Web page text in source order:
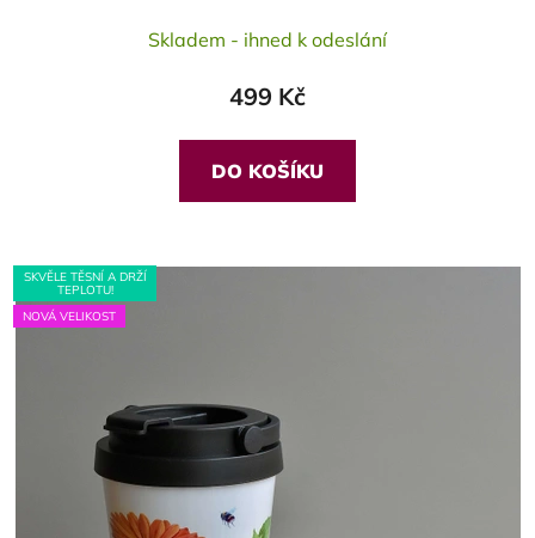
hodnocení
je
5,0
z
5
Skladem - ihned k odeslání
499 Kč
DO KOŠÍKU
SKVĚLE TĚSNÍ A DRŽÍ
TEPLOTU!
NOVÁ VELIKOST